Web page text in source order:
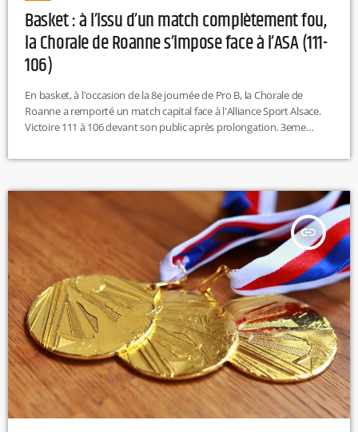
Basket : à l’issu d’un match complètement fou,
la Chorale de Roanne s’impose face à l’ASA (111-
106)
En basket, à l'occasion de la 8e journée de Pro B, la Chorale de
Roanne a remporté un match capital face à l'Alliance Sport Alsace.
Victoire 111 à 106 devant son public après prolongation. 3eme
2e place du classement derrière Ada Blois. Prochaine rencontre
parquet de […]
insert_link